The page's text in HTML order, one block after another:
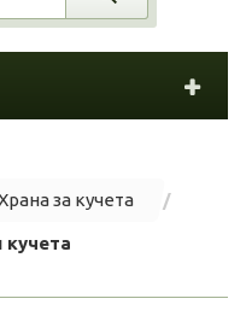
за кучета
кучета